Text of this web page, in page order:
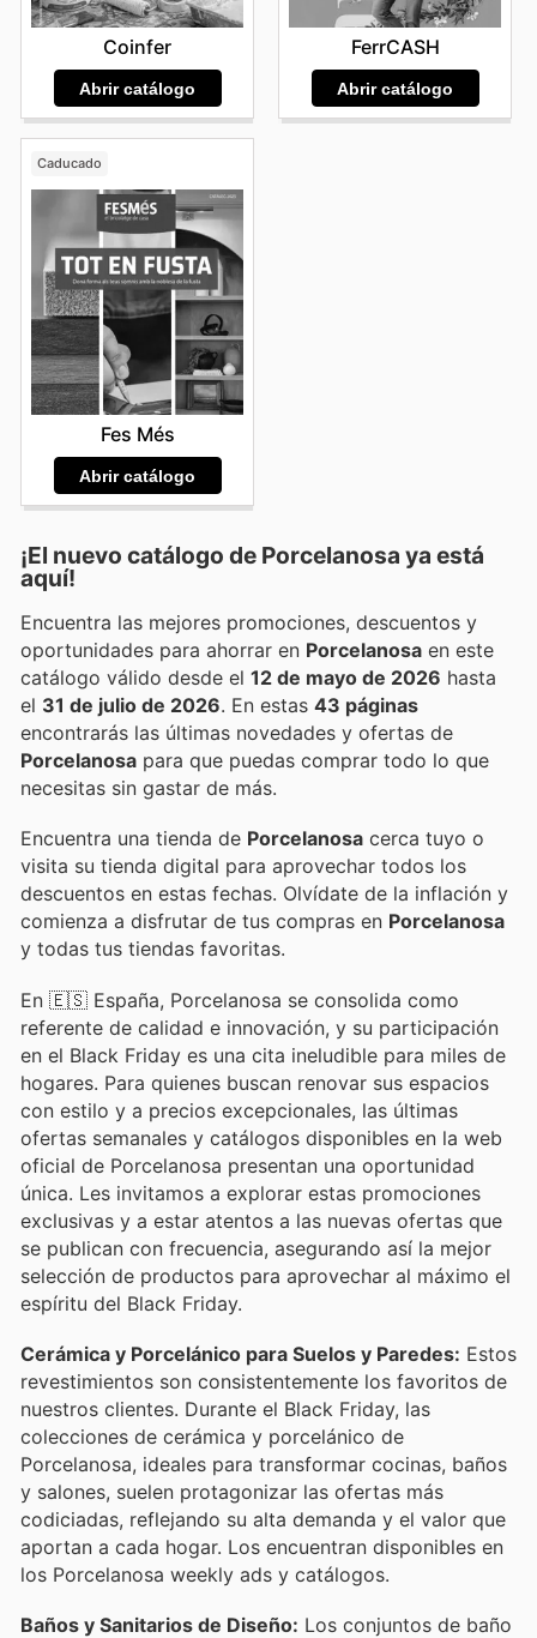
Coinfer
Abrir catálogo
FerrCASH
Abrir catálogo
Caducado
Fes Més
Abrir catálogo
¡El nuevo catálogo de Porcelanosa ya está
aquí!
Encuentra las mejores promociones, descuentos y
oportunidades para ahorrar en Porcelanosa en este
catálogo válido desde el 12 de mayo de 2026 hasta
el 31 de julio de 2026 . En estas 43 páginas
encontrarás las últimas novedades y ofertas de
Porcelanosa para que puedas comprar todo lo que
necesitas sin gastar de más.
Encuentra una tienda de Porcelanosa cerca tuyo o
visita su tienda digital para aprovechar todos los
descuentos en estas fechas. Olvídate de la inflación y
comienza a disfrutar de tus compras en Porcelanosa
y todas tus tiendas favoritas.
En 🇪🇸 España, Porcelanosa se consolida como
referente de calidad e innovación, y su participación
en el Black Friday es una cita ineludible para miles de
hogares. Para quienes buscan renovar sus espacios
con estilo y a precios excepcionales, las últimas
ofertas semanales y catálogos disponibles en la web
oficial de Porcelanosa presentan una oportunidad
única. Les invitamos a explorar estas promociones
exclusivas y a estar atentos a las nuevas ofertas que
se publican con frecuencia, asegurando así la mejor
selección de productos para aprovechar al máximo el
espíritu del Black Friday.
Cerámica y Porcelánico para Suelos y Paredes: Estos
revestimientos son consistentemente los favoritos de
nuestros clientes. Durante el Black Friday, las
colecciones de cerámica y porcelánico de
Porcelanosa, ideales para transformar cocinas, baños
y salones, suelen protagonizar las ofertas más
codiciadas, reflejando su alta demanda y el valor que
aportan a cada hogar. Los encuentran disponibles en
los Porcelanosa weekly ads y catálogos.
Baños y Sanitarios de Diseño: Los conjuntos de baño